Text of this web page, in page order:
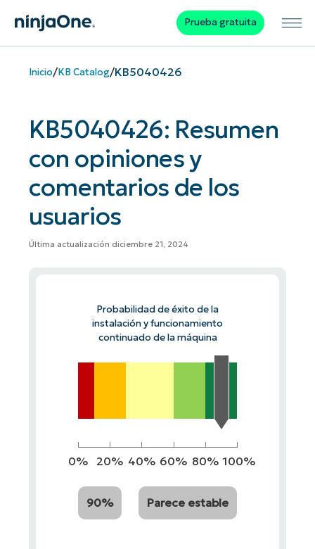
Prueba gratuita
Inicio/KB Catalog/KB5040426
KB5040426: Resumen
con opiniones y
comentarios de los
usuarios
Última actualización diciembre 21, 2024
Probabilidad de éxito de la
instalación y funcionamiento
continuado de la máquina
0% 20% 40% 60% 80% 100%
90% Parece estable